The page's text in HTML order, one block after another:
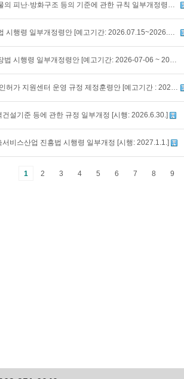
[입법예고] 건축물의 피난·방화구조 등의 기준에 관한 규칙 일부개정령안 [예고기간: 2026.07.15~2026.08.24]
[입법예고] 건축법 시행령 일부개정령안 [예고기간: 2026.07.15~2026.08.24]
[입법예고] 주차장법 시행령 일부개정령안 [예고기간: 2026-07-06 ~ 2026-08-10]
[행정예고] 신속 인허가 지원센터 운영 규정 제정훈령안 [예고기간 : 2026.07.03 ~ 2026.07.23.]
건설기준 등에 관한 규정 일부개정 [시행: 2026.6.30.]
서비스산업 진흥법 시행령 일부개정 [시행: 2027.1.1.]
1 2 3 4 5 6 7 8 9